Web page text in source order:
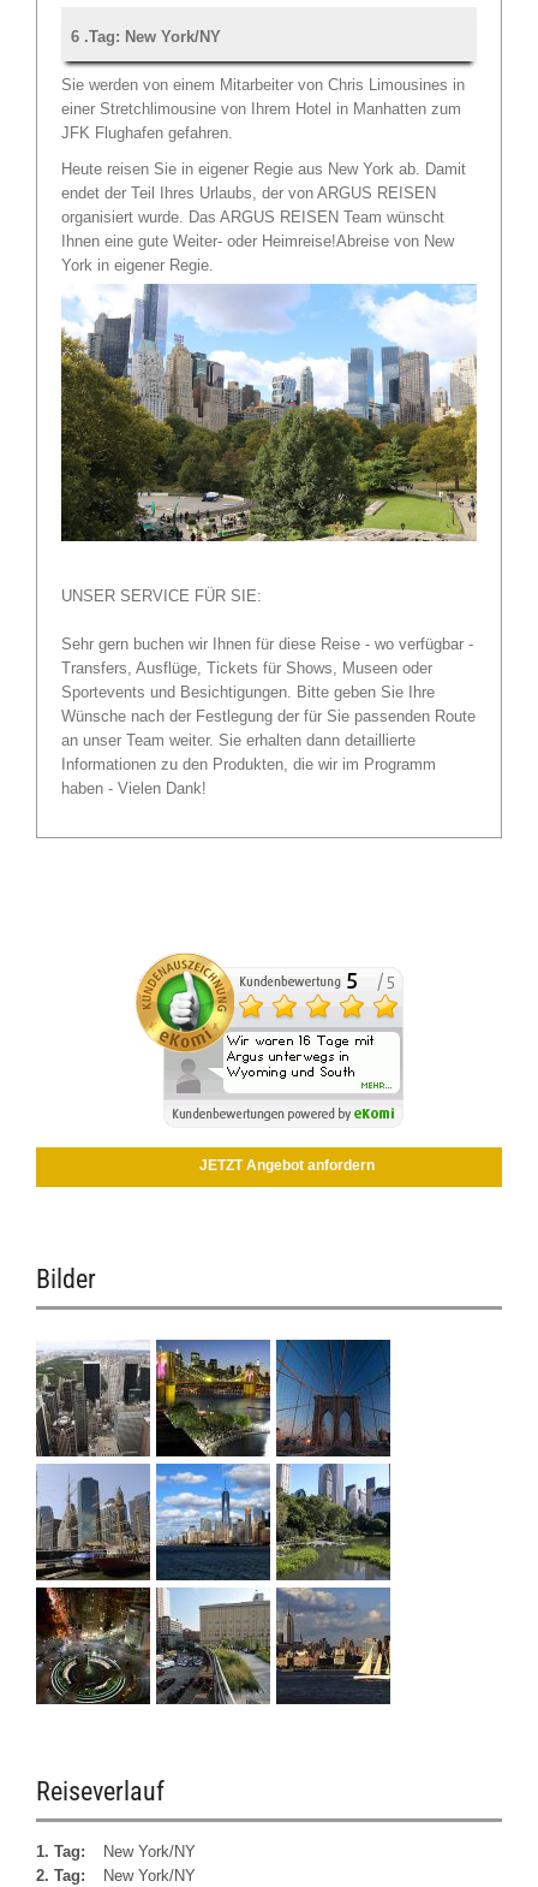
6 .Tag: New York/NY
Sie werden von einem Mitarbeiter von Chris Limousines in
einer Stretchlimousine von Ihrem Hotel in Manhatten zum
JFK Flughafen gefahren.
Heute reisen Sie in eigener Regie aus New York ab. Damit
endet der Teil Ihres Urlaubs, der von ARGUS REISEN
organisiert wurde. Das ARGUS REISEN Team wünscht
Ihnen eine gute Weiter- oder Heimreise!Abreise von New
York in eigener Regie.
UNSER SERVICE FÜR SIE:
Sehr gern buchen wir Ihnen für diese Reise - wo verfügbar -
Transfers, Ausflüge, Tickets für Shows, Museen oder
Sportevents und Besichtigungen. Bitte geben Sie Ihre
Wünsche nach der Festlegung der für Sie passenden Route
an unser Team weiter. Sie erhalten dann detaillierte
Informationen zu den Produkten, die wir im Programm
haben - Vielen Dank!
JETZT Angebot anfordern
Bilder
Reiseverlauf
1. Tag:
New York/NY
2. Tag:
New York/NY